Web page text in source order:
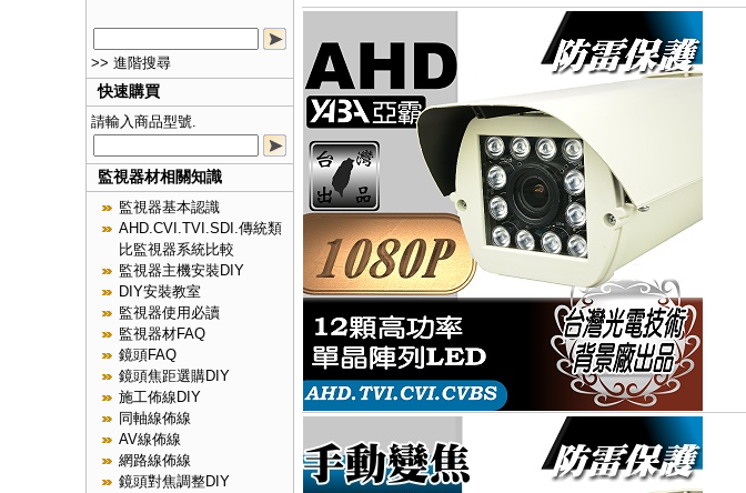
>> 進階搜尋
快速購買
請輸入商品型號.
監視器材相關知識
監視器基本認識
AHD.CVI.TVI.SDI.傳統類
比監視器系統比較
監視器主機安裝DIY
DIY安裝教室
監視器使用必讀
監視器材FAQ
鏡頭FAQ
鏡頭焦距選購DIY
施工佈線DIY
同軸線佈線
AV線佈線
網路線佈線
鏡頭對焦調整DIY